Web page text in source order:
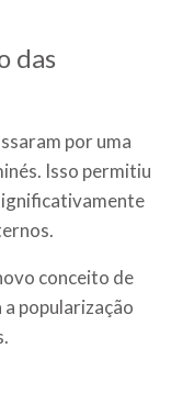
das
por uma
Isso permitiu
conceito de
popularização